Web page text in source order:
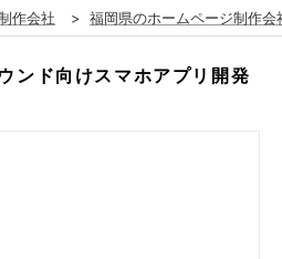
作会社 > 福岡県のホームページ制作会
ンド向けスマホアプリ開発